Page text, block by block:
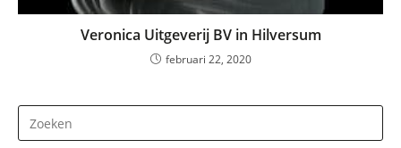
Veronica Uitgeverij BV in Hilversum
februari 22, 2020
op